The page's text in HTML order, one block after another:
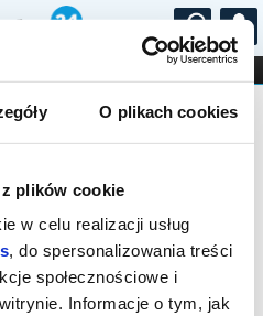
O plikach cookies
plików cookie
w celu realizacji usług
, do spersonalizowania treści
społecznościowe i
Informacje o tym, jak
...
STAND-UP
line na wydarzenie